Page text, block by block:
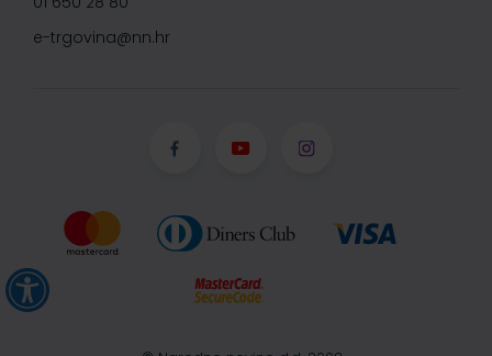
e-trgovina@nn.hr